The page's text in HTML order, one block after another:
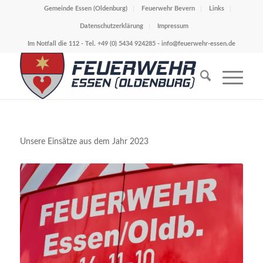
Gemeinde Essen (Oldenburg) Feuerwehr Bevern Links
Datenschutzerklärung Impressum
Im Notfall die 112 - Tel. +49 (0) 5434 924285 - info@feuerwehr-essen.de
Unsere Einsätze aus dem Jahr 2023